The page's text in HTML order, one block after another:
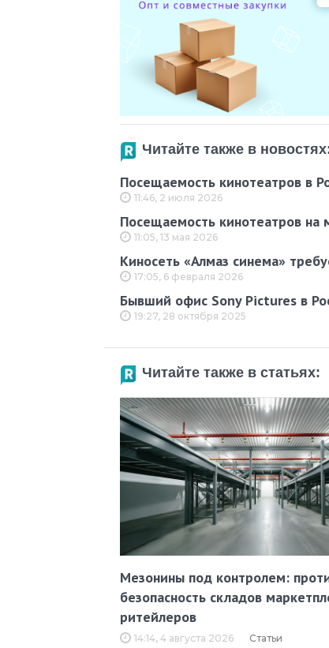
Читайте также в
Посещаемость кинотеатров в
11:46, 2 июля 2026
Посещаемость кинотеатров на
11:05, 13 мая 2026
Киносеть «Алмаз синема»
17:05, 6 февраля 2026
Бывший офис Sony Pictures в
19:27, 28 октября 2025
Читайте также в статьях:
Мезонины под контролем:
безопасность складов
ритейлеров
14:14, 4 августа 2026 Статьи